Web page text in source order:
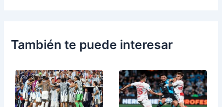
También te puede interesar